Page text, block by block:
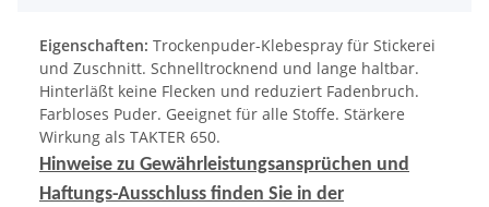
Eigenschaften: Trockenpuder-Klebespray für Stickerei
und Zuschnitt. Schnelltrocknend und lange haltbar.
Hinterläßt keine Flecken und reduziert Fadenbruch.
Farbloses Puder. Geeignet für alle Stoffe. Stärkere
Wirkung als TAKTER 650.
Hinweise zu Gewährleistungsansprüchen und
Haftungs-Ausschluss finden Sie in der